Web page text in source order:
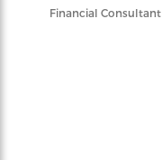
Financial Consultant